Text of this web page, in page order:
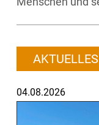
AKTUELLES
04.08.2026